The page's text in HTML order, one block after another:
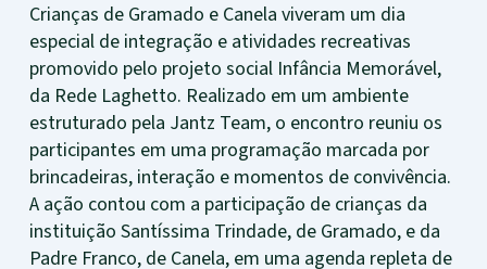
Crianças de Gramado e Canela viveram um dia
especial de integração e atividades recreativas
promovido pelo projeto social Infância Memorável,
da Rede Laghetto. Realizado em um ambiente
estruturado pela Jantz Team, o encontro reuniu os
participantes em uma programação marcada por
brincadeiras, interação e momentos de convivência.
A ação contou com a participação de crianças da
instituição Santíssima Trindade, de Gramado, e da
Padre Franco, de Canela, em uma agenda repleta de